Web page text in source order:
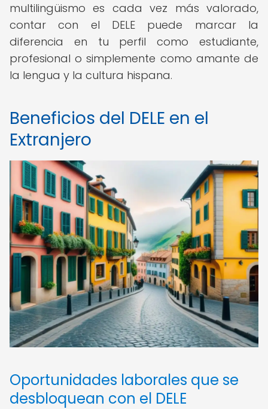
multilingüismo es cada vez más valorado,
contar con el DELE puede marcar la
diferencia en tu perfil como estudiante,
profesional o simplemente como amante de
la lengua y la cultura hispana.
Beneficios del DELE en el
Extranjero
Oportunidades laborales que se
desbloquean con el DELE